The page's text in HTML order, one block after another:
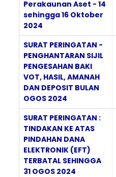
Perakaunan Aset - 14
sehingga 16 Oktober
2024
SURAT PERINGATAN -
PENGHANTARAN SIJIL
PENGESAHAN BAKI
VOT, HASIL, AMANAH
DAN DEPOSIT BULAN
OGOS 2024
SURAT PERINGATAN :
TINDAKAN KE ATAS
PINDAHAN DANA
ELEKTRONIK (EFT)
TERBATAL SEHINGGA
31 OGOS 2024